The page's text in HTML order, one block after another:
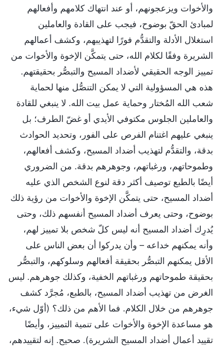
والأخوات ويزعجونهم، أو عند انتهاك كلامهم وأفعالهم
لمبادئ الحقّ بوضوح، فيجب على القادة والعاملين
استغلال الأدلة والتقدُّم فورًا لتهذيبهم، وكشف أعمالهم
الشريرة وفقًا لكلام الله، حتى يتمكَّن الإخوة والأخوات من
تمييز الوجه الحقيقي لأضداد المسيح والتبصُّر بحقيقتهم.
هذه هي المسؤولية التي لا يمكن التنصُّل منها لحماية
شعب الله المُختار وحماية عمل بيت الله. لا ينبغي للقادة
والعاملين الجلوس مكتوفي الأيدي أو غضّ الطرف؛ بل
ينبغي عليهم اغتنام الفرص على الفور، وتحديد الحوادث
بدقة، والتقدُّم لتهذيب أضداد المسيح، وكشف أفعالهم،
وطموحاتهم، ورغباتهم، وجوهرهم بدقة. من الضروري
أيضًا بالطبع توصيف أكثر دقة لنوع الشخص الذي عليه
أضداد المسيح، حتى يتمكَّن الإخوة والأخوات من رؤية ذلك
بوضوح، وحتى يعرف أضداد المسيح أنفسهم ذلك، وحتى
يُدرِك أضداد المسيح أنه ليس كلّ شخص بلا تمييز لهم،
وأنه يمكنهم خداعه – وأن يدركوا أن بعض الناس على
الأقل يمكنهم التبصُّر بحقيقة أفعالهم وسلوكهم، والتبصُّر
بحقيقة طموحاتهم ورغباتهم الخفية، وكذلك جوهرهم. ليس
الغرض من تهذيب أضداد المسيح، بالطبع، مُجرَّد كشف
جوهرهم من خلال الكلام. فما الأهم من ذلك؟ (أوّل شيء،
هو مساعدة الإخوة والأخوات على تنمية التمييز، وأيضًا
تقييد أعمال أضداد المسيح الشريرة). صحيح. إنه لتقييدهم،